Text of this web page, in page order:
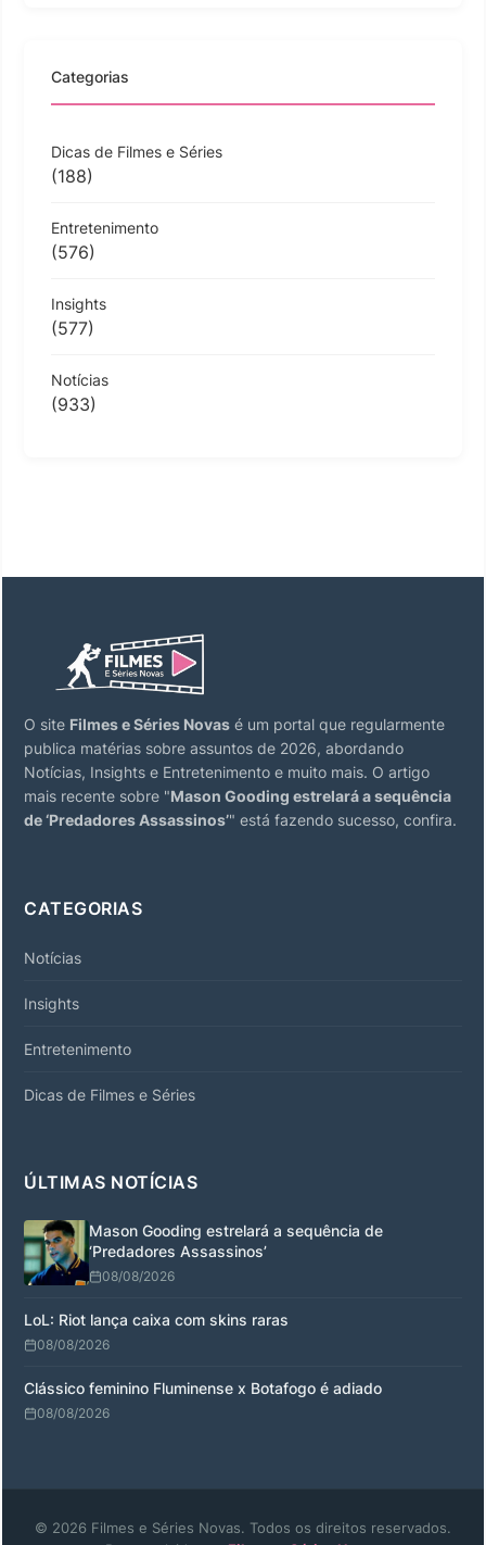
Categorias
Dicas de Filmes e Séries
(188)
Entretenimento
(576)
Insights
(577)
Notícias
(933)
O site Filmes e Séries Novas é um portal que regularmente
publica matérias sobre assuntos de 2026, abordando
Notícias, Insights e Entretenimento e muito mais. O artigo
mais recente sobre "Mason Gooding estrelará a sequência
de ‘Predadores Assassinos’" está fazendo sucesso, confira.
CATEGORIAS
Notícias
Insights
Entretenimento
Dicas de Filmes e Séries
ÚLTIMAS NOTÍCIAS
Mason Gooding estrelará a sequência de
‘Predadores Assassinos’
08/08/2026
LoL: Riot lança caixa com skins raras
08/08/2026
Clássico feminino Fluminense x Botafogo é adiado
08/08/2026
© 2026 Filmes e Séries Novas. Todos os direitos reservados.